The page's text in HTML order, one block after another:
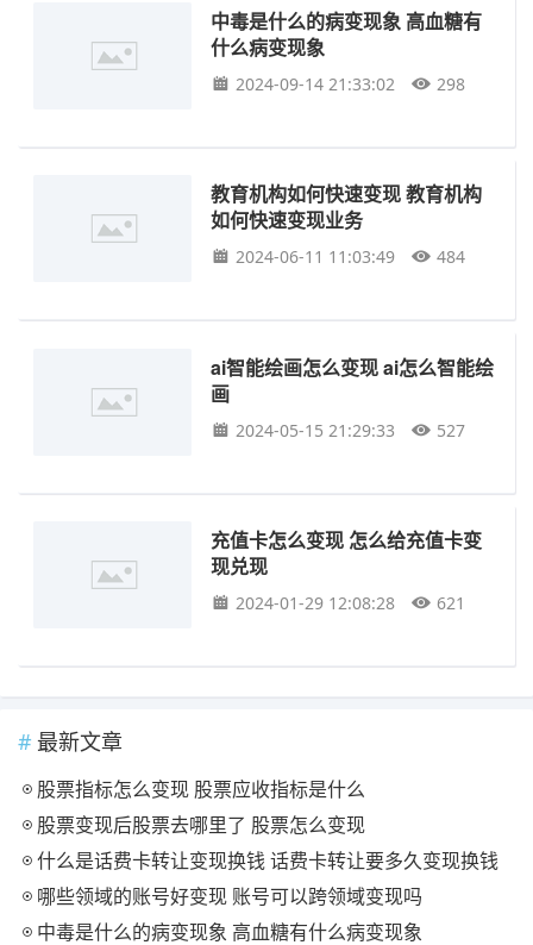
中毒是什么的病变现象 高血糖有
什么病变现象
2024-09-14 21:33:02 298
教育机构如何快速变现 教育机构
如何快速变现业务
2024-06-11 11:03:49 484
ai智能绘画怎么变现 ai怎么智能绘
画
2024-05-15 21:29:33 527
充值卡怎么变现 怎么给充值卡变
现兑现
2024-01-29 12:08:28 621
最新文章
股票指标怎么变现 股票应收指标是什么
股票变现后股票去哪里了 股票怎么变现
什么是话费卡转让变现换钱 话费卡转让要多久变现换钱
哪些领域的账号好变现 账号可以跨领域变现吗
中毒是什么的病变现象 高血糖有什么病变现象